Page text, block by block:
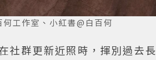
何工作室、小紅書@白百何
社群更新近照時，揮別過去長